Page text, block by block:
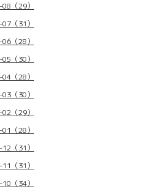
（29）
（31）
（28）
（30）
（28）
（30）
（29）
（28）
（31）
（31）
（34）